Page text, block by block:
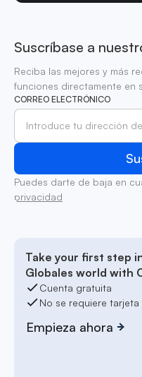
Suscríbase a
Reciba las mejores y más
funciones directamente en
CORREO ELECTRÓNICO
Puedes darte de baja en
privacidad
Take your first step
Globales world with
Cuenta gratuita
No se requiere
Empieza ahora